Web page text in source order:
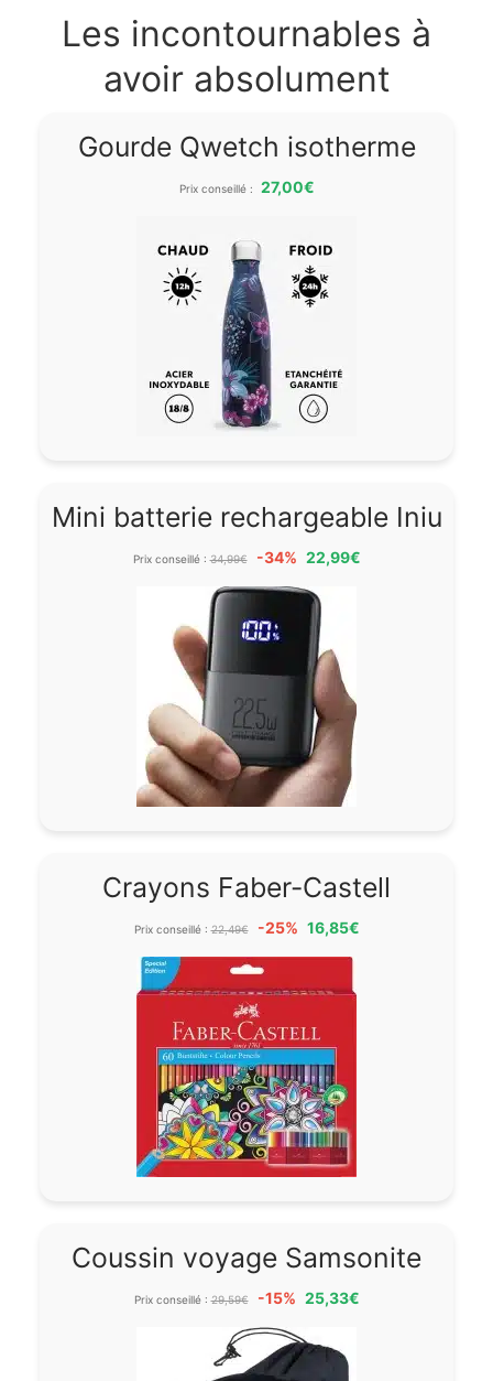
Les incontournables à
avoir absolument
Gourde Qwetch isotherme
Prix conseillé : 27,00€
Mini batterie rechargeable Iniu
Prix conseillé :34,99€ -34% 22,99€
Crayons Faber-Castell
Prix conseillé :22,49€ -25% 16,85€
Coussin voyage Samsonite
Prix conseillé :29,59€ -15% 25,33€